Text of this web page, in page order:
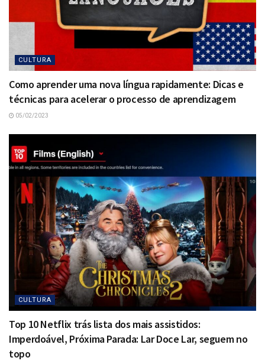
CULTURA
Como aprender uma nova língua rapidamente: Dicas e
técnicas para acelerar o processo de aprendizagem
05/02/2023
CULTURA
Top 10 Netflix trás lista dos mais assistidos:
Imperdoável, Próxima Parada: Lar Doce Lar, seguem no
topo